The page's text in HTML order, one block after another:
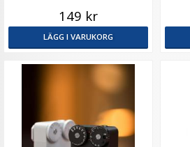
149 kr
LÄGG I VARUKORG